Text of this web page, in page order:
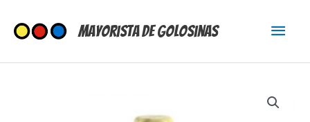
contenido
Mayorista de Golosinas
Menú